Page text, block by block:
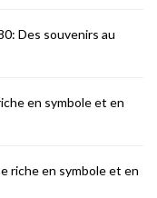
Des souvenirs au
en symbole et en
riche en symbole et en